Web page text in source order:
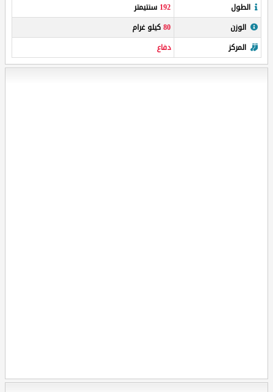
الطول
192 سنتيمتر
الوزن
80كيلو غرام
المركز
دفاع